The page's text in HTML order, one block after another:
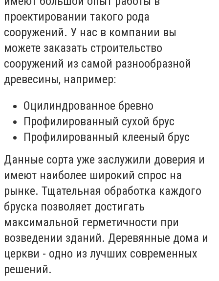
проектировании такого рода
сооружений. У нас в компании вы
можете заказать строительство
сооружений из самой разнообразной
древесины, например:
Оцилиндрованное бревно
Профилированный сухой брус
Профилированный клееный брус
Данные сорта уже заслужили доверия и
имеют наиболее широкий спрос на
рынке. Тщательная обработка каждого
бруска позволяет достигать
максимальной герметичности при
возведении зданий. Деревянные дома и
церкви - одно из лучших современных
решений.